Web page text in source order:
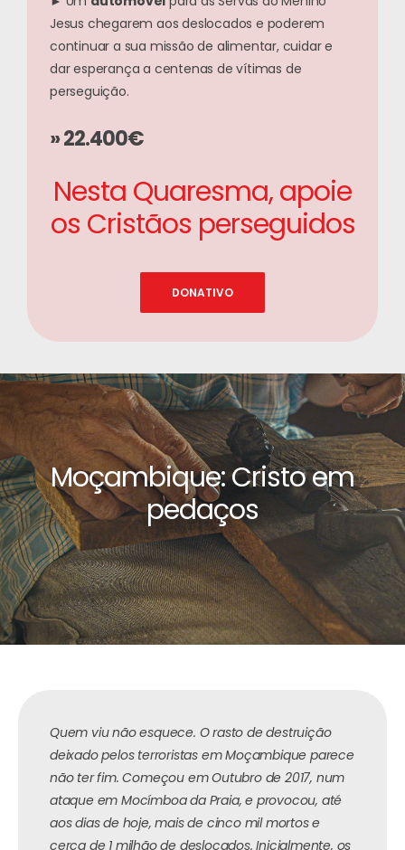
Jesus chegarem aos deslocados e poderem
continuar a sua missão de alimentar, cuidar e
dar esperança a centenas de vítimas de
perseguição.
» 22.400€
Nesta Quaresma, apoie
os Cristãos perseguidos
DONATIVO
Moçambique: Cristo em
pedaços
Quem viu não esquece. O rasto de destruição
deixado pelos terroristas em Moçambique parece
não ter fim. Começou em Outubro de 2017, num
ataque em Mocímboa da Praia, e provocou, até
aos dias de hoje, mais de cinco mil mortos e
cerca de 1 milhão de deslocados. Inicialmente, os